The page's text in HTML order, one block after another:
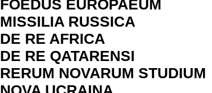
FOEDUS EUROPAEUM
MISSILIA RUSSICA
DE RE AFRICA
DE RE QATARENSI
RERUM NOVARUM STUDIUM